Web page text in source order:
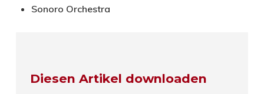
Sonoro Orchestra
Diesen Artikel downloaden